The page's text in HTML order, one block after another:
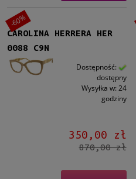
CAROLINA HERRERA HER
0088 C9N
Dostępność:
dostępny
Wysyłka w: 24
godziny
350,00 zł
870,00 zł
-60%